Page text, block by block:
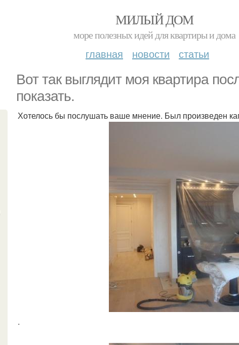
МИЛЫЙ ДОМ
море полезных идей для квартиры и дома
главная новости статьи
Вот так выглядит моя квартира
показать.
Хотелось бы послушать ваше мнение. Был произведен
.